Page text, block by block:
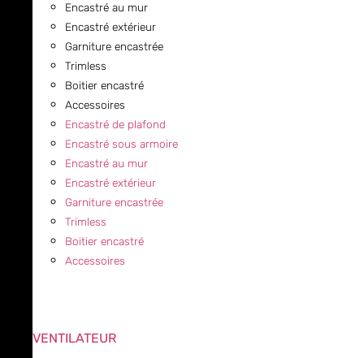
Encastré au mur
Encastré extérieur
Garniture encastrée
Trimless
Boitier encastré
Accessoires
Encastré de plafond
Encastré sous armoire
Encastré au mur
Encastré extérieur
Garniture encastrée
Trimless
Boitier encastré
Accessoires
VENTILATEUR